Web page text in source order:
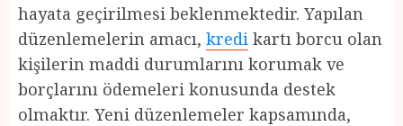
hayata geçirilmesi beklenmektedir. Yapılan
düzenlemelerin amacı, kredi kartı borcu olan
kişilerin maddi durumlarını korumak ve
borçlarını ödemeleri konusunda destek
olmaktır. Yeni düzenlemeler kapsamında,